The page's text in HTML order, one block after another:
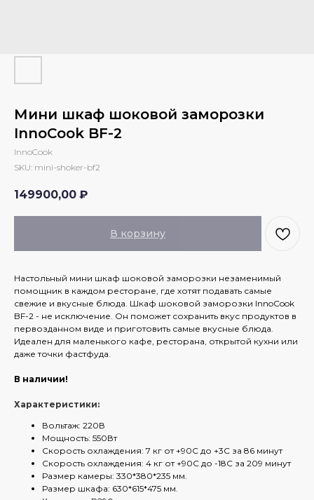
Мини шкаф шоковой заморозки
InnoCook BF-2
InnoCook
SKU: mini-shoker-bf2
149900,00 ₽
В корзину
Настольный мини шкаф шоковой заморозки незаменимый
помощник в каждом ресторане, где хотят подавать самые
свежие и вкусные блюда. Шкаф шоковой заморозки InnoCook
BF-2 - не исключение. Он поможет сохранить вкус продуктов в
первозданном виде и приготовить самые вкусные блюда.
Идеален для маленького кафе, ресторана, открытой кухни или
даже точки фастфуда.
В наличии!
Характеристики:
Вольтаж: 220В
Мощность: 550Вт
Скорость охлаждения: 7 кг от +90С до +3С за 86 минут
Скорость охлаждения: 4 кг от +90С до -18С за 209 минут
Размер камеры: 330*380*235 мм.
Размер шкафа: 630*615*475 мм.